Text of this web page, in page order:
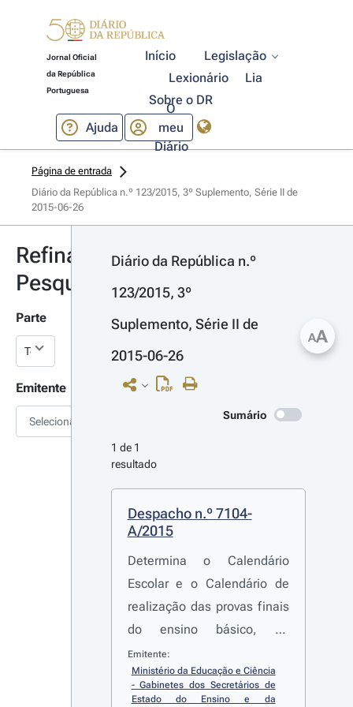
Jornal Oficial
da República
Portuguesa
Início
Legislação
Lexionário
Lia
Sobre o DR
Ajuda
O
meu
Diário
Página de entrada
Diário da República n.º 123/2015, 3º Suplemento, Série II de
2015-06-26
Refinar
Pesquisa
Parte
Emitente
Selecionar
Diário da República n.º
123/2015, 3º
Suplemento, Série II de
2015-06-26
Sumário
1 de 1
resultado
Despacho n.º 7104-
A/2015
Determina o Calendário
Escolar e o Calendário de
realização das provas finais
do ensino básico, do
Preliminary English Test, dos
exames finais nacionais do
ensino secundário, das
Emitente:
Ministério da Educação e Ciência
- Gabinetes dos Secretários de
Estado do Ensino e da
AA